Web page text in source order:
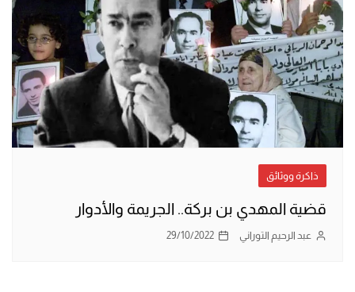
ذاكرة ووثائق
قضية المهدي بن بركة.. الجريمة والأدوار
عبد الرحيم التوراني 29/10/2022